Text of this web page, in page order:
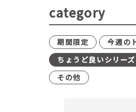
category
期間限定 今週の
ちょうど良いシリーズ
その他